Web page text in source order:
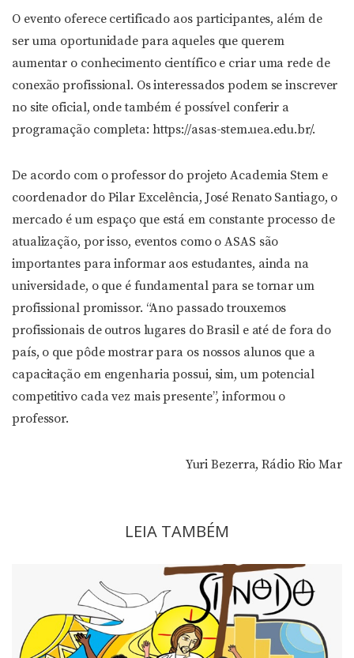
O evento oferece certificado aos participantes, além de
ser uma oportunidade para aqueles que querem
aumentar o conhecimento científico e criar uma rede de
conexão profissional. Os interessados podem se inscrever
no site oficial, onde também é possível conferir a
programação completa: https://asas-stem.uea.edu.br/.
De acordo com o professor do projeto Academia Stem e
coordenador do Pilar Excelência, José Renato Santiago, o
mercado é um espaço que está em constante processo de
atualização, por isso, eventos como o ASAS são
importantes para informar aos estudantes, ainda na
universidade, o que é fundamental para se tornar um
profissional promissor. “Ano passado trouxemos
profissionais de outros lugares do Brasil e até de fora do
país, o que pôde mostrar para os nossos alunos que a
capacitação em engenharia possui, sim, um potencial
competitivo cada vez mais presente”, informou o
professor.
Yuri Bezerra, Rádio Rio Mar
LEIA TAMBÉM